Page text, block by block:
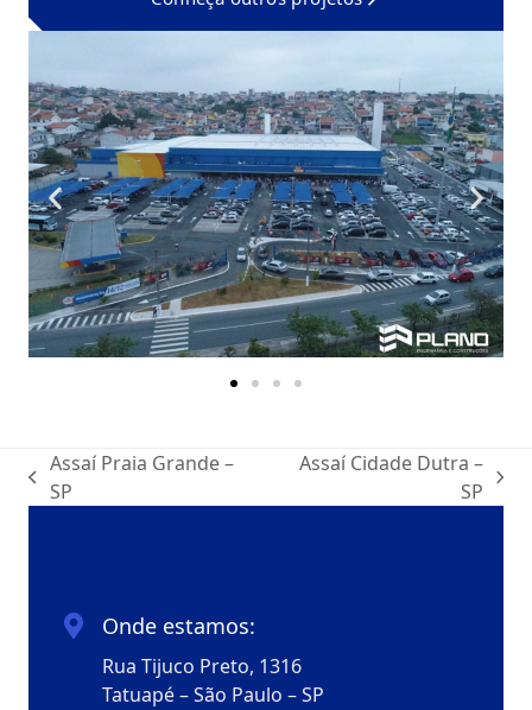
Assaí Praia Grande –
SP
Assaí Cidade Dutra –
SP
Onde estamos:
Rua Tijuco Preto, 1316
Tatuapé – São Paulo – SP